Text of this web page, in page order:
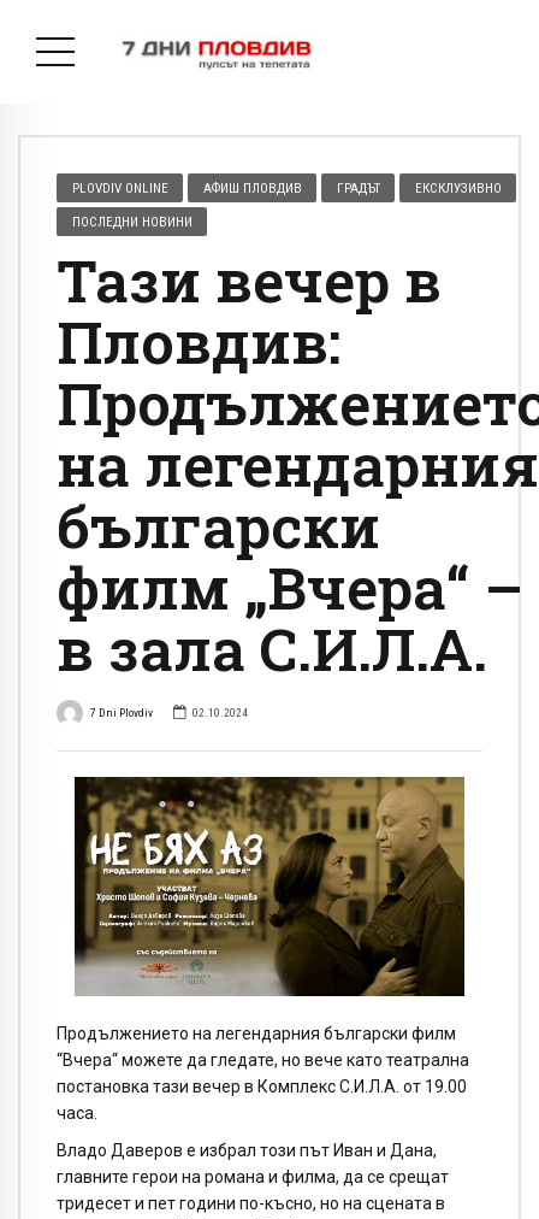
PLOVDIV ONLINE АФИШ ПЛОВДИВ ГРАДЪТ ЕКСКЛУЗИВНО
ПОСЛЕДНИ НОВИНИ
Тази вечер в
Пловдив:
на легендарния
български
филм „Вчера“ –
в зала С.И.Л.А.
7 Dni Plovdiv 02.10.2024
Продължението на легендарния български филм
“Вчера“ можете да гледате, но вече като театрална
постановка тази вечер в Комплекс С.И.Л.А. от 19.00
часа.
Владо Даверов е избрал този път Иван и Дана,
главните герои на романа и филма, да се срещат
тридесет и пет години по-късно, но на сцената в